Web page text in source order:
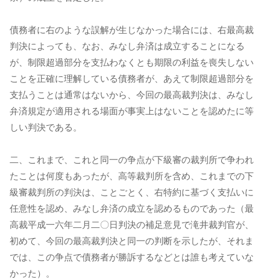
債務者に右のような誤解が生じなかった場合には、右最高裁
判決によっても、なお、みなし弁済は成立することになる
が、制限超過部分を支払わなくとも期限の利益を喪失しない
ことを正確に理解している債務者が、あえて制限超過部分を
支払うことは通常はないから、今回の最高裁判決は、みなし
弁済規定が適用される場面が事実上はないことを認めたに等
しい判決である。
二、これまで、これと同一の争点が下級審の裁判所で争われ
たことは何度もあったが、高等裁判所を含め、これまでの下
級審裁判所の判決は、ことごとく、右特約に基づく支払いに
任意性を認め、みなし弁済の成立を認めるものであった（最
高裁平成一六年二月二〇日判決の補足意見で滝井裁判官が、
初めて、今回の最高裁判決と同一の判断を示したが、それま
では、この争点で債務者が勝訴するなどとは誰も考えていな
かった）。